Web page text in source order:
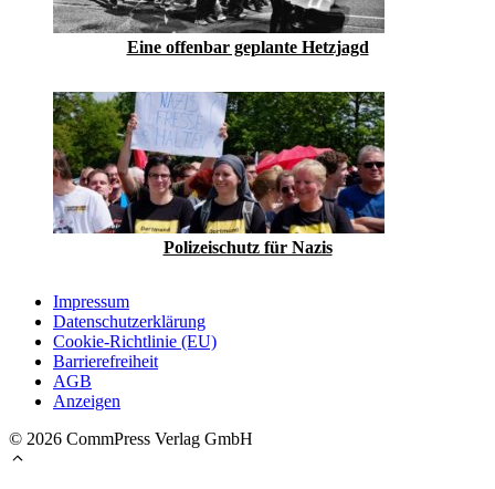
Eine offenbar geplante Hetzjagd
Polizeischutz für Nazis
Impressum
Datenschutzerklärung
Cookie-Richtlinie (EU)
Barrierefreiheit
AGB
Anzeigen
© 2026 CommPress Verlag GmbH